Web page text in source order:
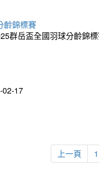
齡錦標賽
群岳盃全國羽球分齡錦
02-17
上一頁 1